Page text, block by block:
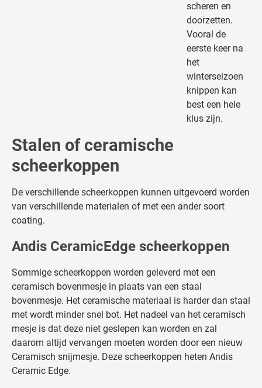
scheren en
doorzetten.
Vooral de
eerste keer na
het
winterseizoen
knippen kan
best een hele
klus zijn.
Stalen of ceramische
scheerkoppen
De verschillende scheerkoppen kunnen uitgevoerd worden
van verschillende materialen of met een ander soort
coating.
Andis CeramicEdge scheerkoppen
Sommige scheerkoppen worden geleverd met een
ceramisch bovenmesje in plaats van een staal
bovenmesje. Het ceramische materiaal is harder dan staal
met wordt minder snel bot. Het nadeel van het ceramisch
mesje is dat deze niet geslepen kan worden en zal
daarom altijd vervangen moeten worden door een nieuw
Ceramisch snijmesje. Deze scheerkoppen heten Andis
Ceramic Edge.